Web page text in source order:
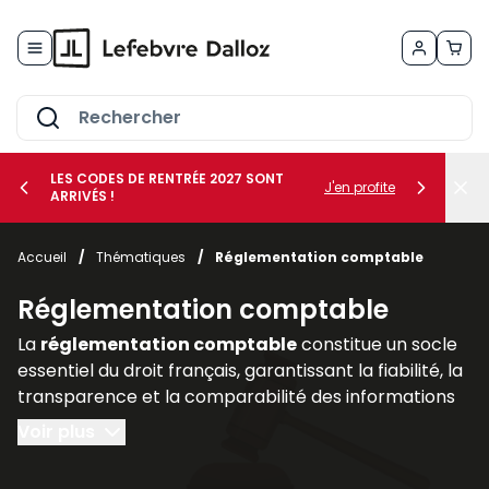
le sous-menu Vos métiers
le sous-menu Vos besoins
LES CODES DE RENTRÉE 2027 SONT
ARRIVÉS !
J'en profite
Accueil / Thématiques / Réglementation comptable
Réglementation comptable
La réglementation comptableconstitue un socle
essentiel du droit français, garantissant la fiabilité, la
transparence et la comparabilité des informations
financières produites par les entreprises. Elle
encadre la manière dont les sociétés doivent